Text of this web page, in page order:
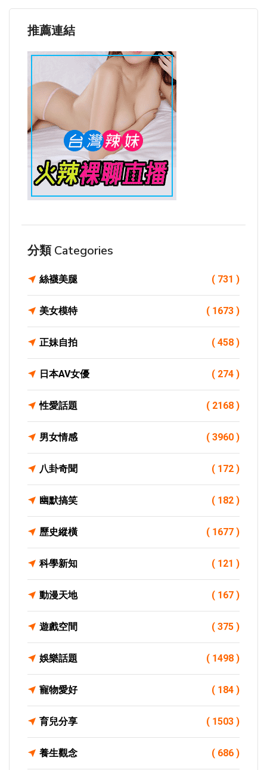
推薦連結
分類 Categories
絲襪美腿 ( 731 )
美女模特 ( 1673 )
正妹自拍 ( 458 )
日本AV女優 ( 274 )
性愛話題 ( 2168 )
男女情感 ( 3960 )
八卦奇聞 ( 172 )
幽默搞笑 ( 182 )
歷史縱橫 ( 1677 )
科學新知 ( 121 )
動漫天地 ( 167 )
遊戲空間 ( 375 )
娛樂話題 ( 1498 )
寵物愛好 ( 184 )
育兒分享 ( 1503 )
養生觀念 ( 686 )